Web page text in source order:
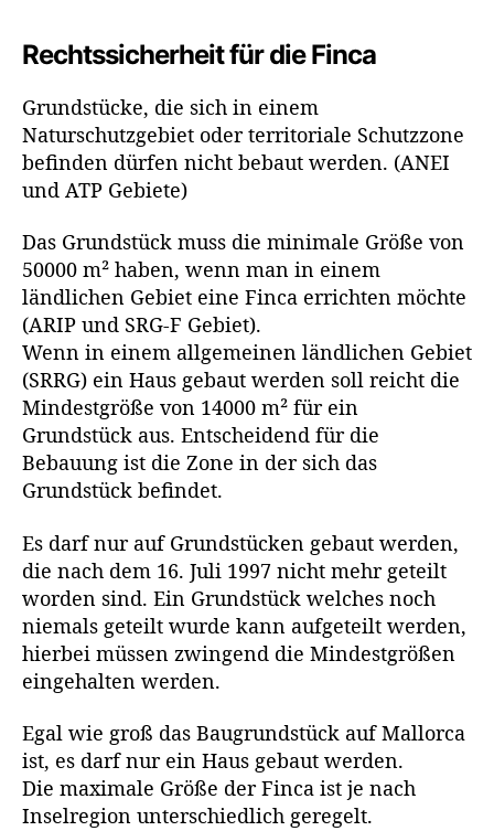
Rechtssicherheit für die Finca
Grundstücke, die sich in einem
Naturschutzgebiet oder territoriale Schutzzone
befinden dürfen nicht bebaut werden. (ANEI
und ATP Gebiete)
Das Grundstück muss die minimale Größe von
50000 m² haben, wenn man in einem
ländlichen Gebiet eine Finca errichten möchte
(ARIP und SRG-F Gebiet).
Wenn in einem allgemeinen ländlichen Gebiet
(SRRG) ein Haus gebaut werden soll reicht die
Mindestgröße von 14000 m² für ein
Grundstück aus. Entscheidend für die
Bebauung ist die Zone in der sich das
Grundstück befindet.
Es darf nur auf Grundstücken gebaut werden,
die nach dem 16. Juli 1997 nicht mehr geteilt
worden sind. Ein Grundstück welches noch
niemals geteilt wurde kann aufgeteilt werden,
hierbei müssen zwingend die Mindestgrößen
eingehalten werden.
Egal wie groß das Baugrundstück auf Mallorca
ist, es darf nur ein Haus gebaut werden.
Die maximale Größe der Finca ist je nach
Inselregion unterschiedlich geregelt.